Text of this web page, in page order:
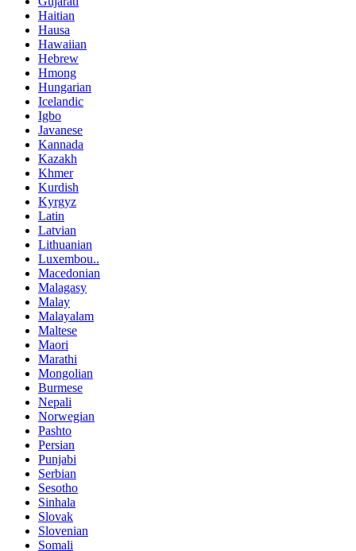
Haitian
Hausa
Hawaiian
Hebrew
Hmong
Hungarian
Icelandic
Igbo
Javanese
Kannada
Kazakh
Khmer
Kurdish
Kyrgyz
Latin
Latvian
Lithuanian
Luxembou..
Macedonian
Malagasy
Malay
Malayalam
Maltese
Maori
Marathi
Mongolian
Burmese
Nepali
Norwegian
Pashto
Persian
Punjabi
Serbian
Sesotho
Sinhala
Slovak
Slovenian
Somali